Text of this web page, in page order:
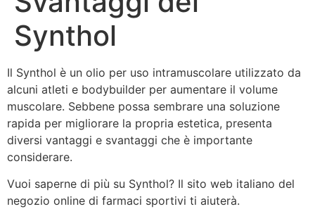
Synthol
Il Synthol è un olio per uso intramuscolare utilizzato da
alcuni atleti e bodybuilder per aumentare il volume
muscolare. Sebbene possa sembrare una soluzione
rapida per migliorare la propria estetica, presenta
diversi vantaggi e svantaggi che è importante
considerare.
Vuoi saperne di più su Synthol? Il sito web italiano del
negozio online di farmaci sportivi ti aiuterà.